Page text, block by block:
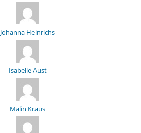
Johanna Heinrichs
Isabelle Aust
Malin Kraus